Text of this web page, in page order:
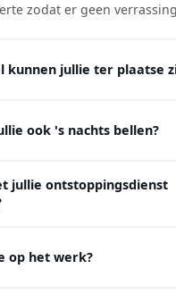
zodat er geen
kunnen jullie ter plaatse
ook 's nachts bellen?
jullie ontstoppingsdienst
op het werk?